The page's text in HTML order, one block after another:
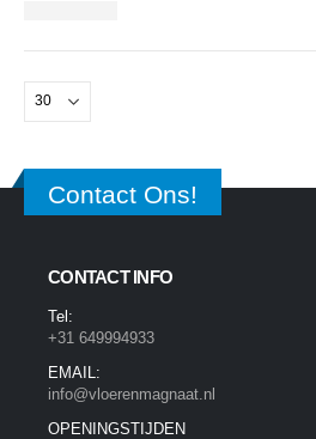
Contact Ons!
CONTACT INFO
Tel:
+31 649994933
EMAIL:
info@vloerenmagnaat.nl
OPENINGSTIJDEN